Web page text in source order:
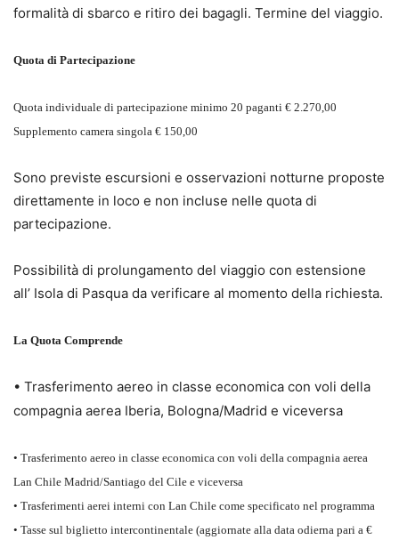
formalità di sbarco e ritiro dei bagagli. Termine del viaggio.
Quota di Partecipazione
Quota individuale di partecipazione minimo 20 paganti € 2.270,00
Supplemento camera singola € 150,00
Sono previste escursioni e osservazioni notturne proposte
direttamente in loco e non incluse nelle quota di
partecipazione.
Possibilità di prolungamento del viaggio con estensione
all’ Isola di Pasqua da verificare al momento della richiesta.
La Quota Comprende
• Trasferimento aereo in classe economica con voli della
compagnia aerea Iberia, Bologna/Madrid e viceversa
• Trasferimento aereo in classe economica con voli della compagnia aerea
Lan Chile Madrid/Santiago del Cile e viceversa
• Trasferimenti aerei interni con Lan Chile come specificato nel programma
• Tasse sul biglietto intercontinentale (aggiornate alla data odierna pari a €